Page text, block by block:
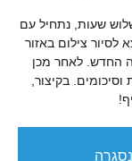
שעות, נתחיל עם
צילום באזור
החדש. לאחר מכן
בקיצור,